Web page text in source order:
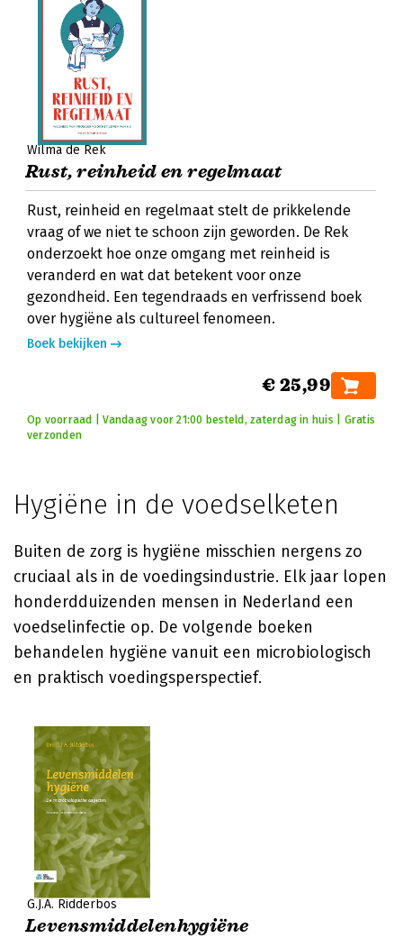
Wilma de Rek
Rust, reinheid en regelmaat
Rust, reinheid en regelmaat stelt de prikkelende
vraag of we niet te schoon zijn geworden. De Rek
onderzoekt hoe onze omgang met reinheid is
veranderd en wat dat betekent voor onze
gezondheid. Een tegendraads en verfrissend boek
over hygiëne als cultureel fenomeen.
Boek bekijken
€ 25,99
Op voorraad | Vandaag voor 21:00 besteld, zaterdag in huis | Gratis
verzonden
Hygiëne in de voedselketen
Buiten de zorg is hygiëne misschien nergens zo
cruciaal als in de voedingsindustrie. Elk jaar lopen
honderdduizenden mensen in Nederland een
voedselinfectie op. De volgende boeken
behandelen hygiëne vanuit een microbiologisch
en praktisch voedingsperspectief.
G.J.A. Ridderbos
Levensmiddelenhygiëne